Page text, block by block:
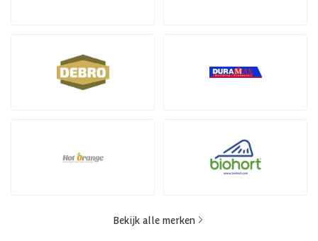
Bekijk alle merken